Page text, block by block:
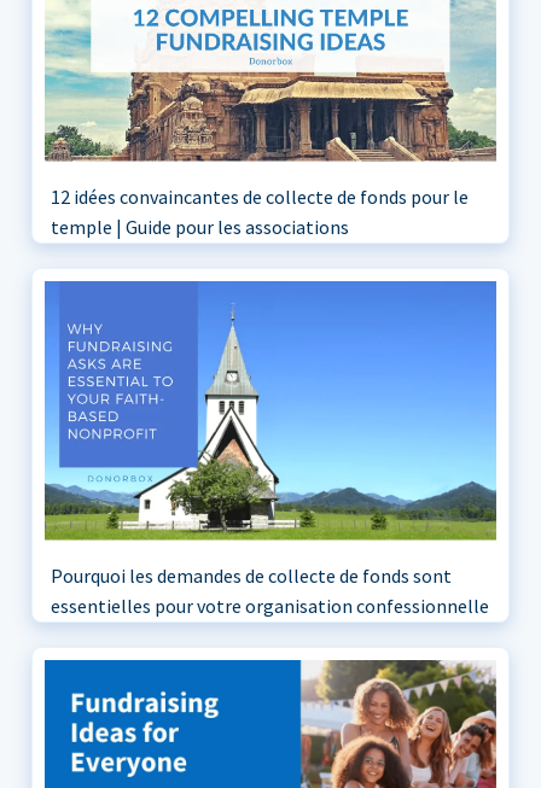
12 idées convaincantes de collecte de fonds pour le
temple | Guide pour les associations
Pourquoi les demandes de collecte de fonds sont
essentielles pour votre organisation confessionnelle